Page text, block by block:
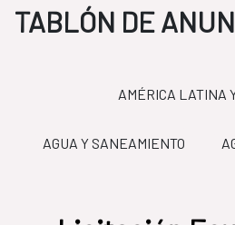
TABLÓN DE
AMÉRICA
AGUA Y SANEAMIENTO